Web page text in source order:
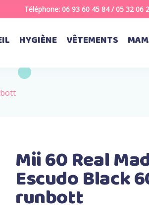
Téléphone: 06 93 60 45 84/ 05 32 06
HYGIÈNE VÊTEMENTS
Mii 60 Real
Escudo Black
runbott